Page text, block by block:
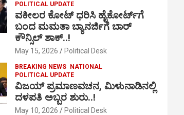
POLITICAL UPDATE
ವಕೀಲರ ಕೋಟ್ ಧರಿಸಿ ಹೈಕೋರ್ಟ್​ಗೆ
ಬಂದ ಮಮತಾ ಬ್ಯಾನರ್ಜಿಗೆ ಬಾರ್
ಕೌನ್ಸಿಲ್ ಶಾಕ್..!
May 15, 2026 Political Desk
BREAKING NEWS
NATIONAL
POLITICAL UPDATE
ವಿಜಯ್ ಪ್ರಮಾಣವಚನ, ಮಿಳುನಾಡಿನಲ್ಲಿ
ದಳಪತಿ ಅಬ್ಬರ ಶುರು..!
May 10, 2026 Political Desk